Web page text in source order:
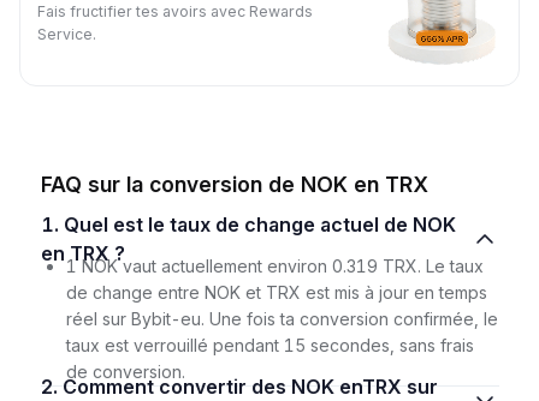
Fais fructifier tes avoirs avec Rewards
Service.
FAQ sur la conversion de NOK en TRX
1. Quel est le taux de change actuel de NOK
en TRX ?
1 NOK vaut actuellement environ 0.319 TRX. Le taux
de change entre NOK et TRX est mis à jour en temps
réel sur Bybit-eu. Une fois ta conversion confirmée, le
taux est verrouillé pendant 15 secondes, sans frais
de conversion.
2. Comment convertir des NOK enTRX sur